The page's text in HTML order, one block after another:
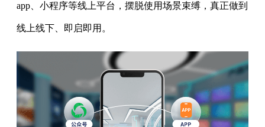
app、小程序等线上平台，摆脱使用场景束缚，真正做到
线上线下、即启即用。